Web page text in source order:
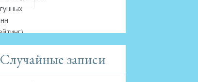
Случайные записи